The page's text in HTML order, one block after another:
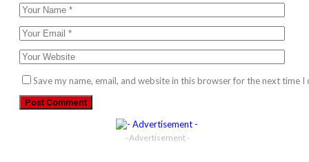
Save my name, email, and website in this browser for the next time I
- Advertisement -